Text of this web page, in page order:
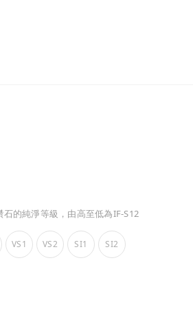
的純淨等級，由高至低為IF-S12
VS1 VS2 SI1 SI2